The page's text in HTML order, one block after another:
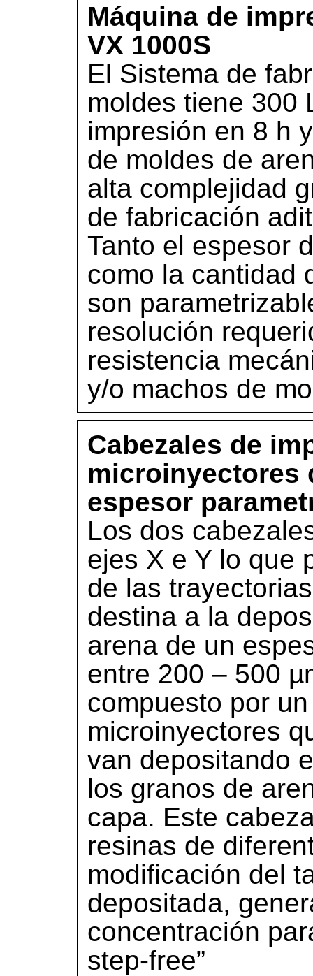
Máquina de
VX 1000S
El Sistema de
moldes tiene 300
impresión en 8 h
de moldes de
alta complejidad
de fabricación
Tanto el espesor
como la cantidad
son
resolución
resistencia
y/o machos de
Cabezales de
microinyectores
espesor
Los dos
ejes X e Y lo que
de las
destina a la
arena de un
entre 200 – 500
compuesto por
microinyectores
van depositando
los granos de
capa. Este
resinas de
modificación del
depositada,
concentración
step-free”